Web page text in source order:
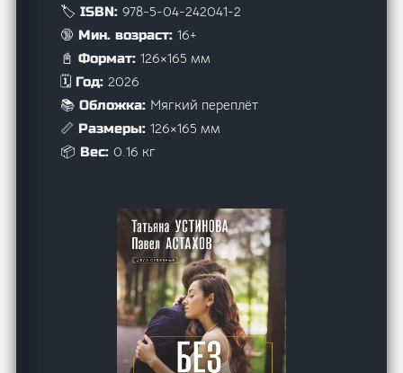
🏷️ ISBN:978-5-04-242041-2
🔞 Мин. возраст:16+
📓 Формат:126×165 мм
🗓️ Год:2026
📚 Обложка: Мягкий переплёт
📏 Размеры:126×165 мм
📦 Вес:0.16 кг